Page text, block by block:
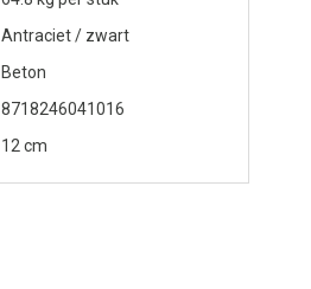
Antraciet / zwart
Beton
8718246041016
12 cm